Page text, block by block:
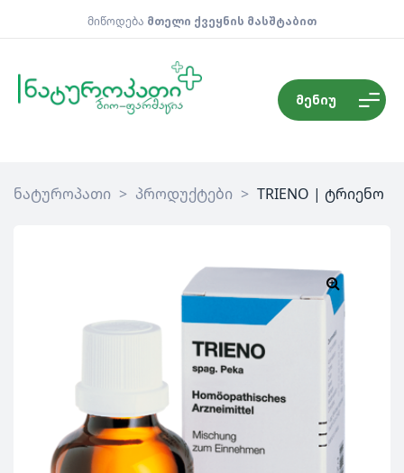
მიწოდება მთელი ქვეყნის მასშტაბით
მენიუ
ნატუროპათი > პროდუქტები > TRIENO | ტრიენო